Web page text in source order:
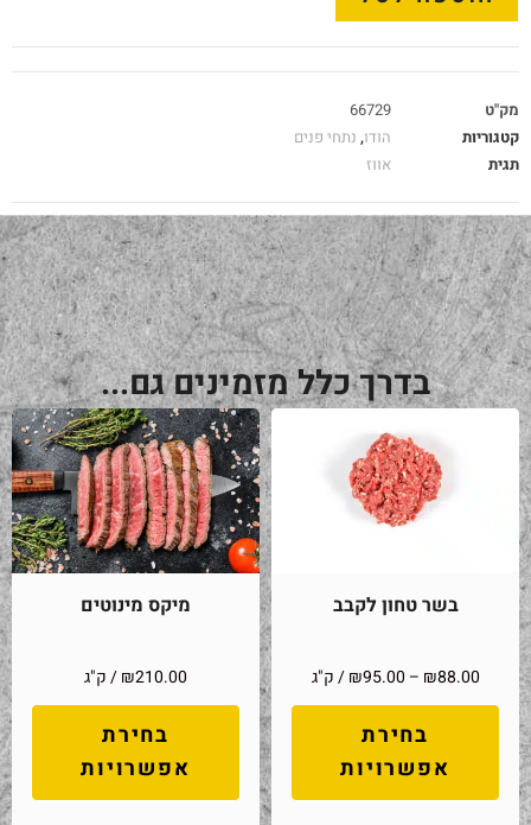
מק"ט
66729
קטגוריות
הודו, נתחי פנים
תגית
אווז
בדרך כלל מזמינים גם...
בשר טחון לקבב
₪88.00
–
₪95.00 / ק"ג
בחירת
אפשרויות
מיקס מינוטים
₪210.00 / ק"ג
בחירת
אפשרויות